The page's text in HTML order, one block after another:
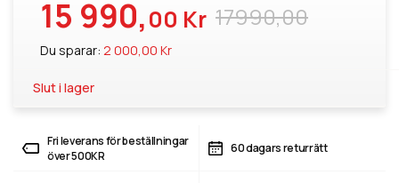
17990,00
15 990,00 Kr
Du sparar: 2 000,00 Kr
Slut i lager
Fri leverans för beställningar
över 500KR
60 dagars returrätt